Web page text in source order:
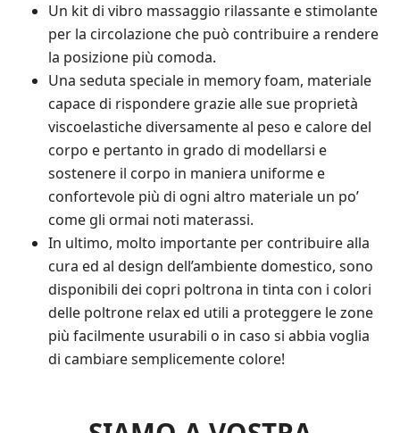
Un kit di vibro massaggio rilassante e stimolante
per la circolazione che può contribuire a rendere
la posizione più comoda.
Una seduta speciale in memory foam, materiale
capace di rispondere grazie alle sue proprietà
viscoelastiche diversamente al peso e calore del
corpo e pertanto in grado di modellarsi e
sostenere il corpo in maniera uniforme e
confortevole più di ogni altro materiale un po’
come gli ormai noti materassi.
In ultimo, molto importante per contribuire alla
cura ed al design dell’ambiente domestico, sono
disponibili dei copri poltrona in tinta con i colori
delle poltrone relax ed utili a proteggere le zone
più facilmente usurabili o in caso si abbia voglia
di cambiare semplicemente colore!